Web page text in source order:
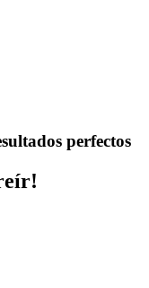
perfectos